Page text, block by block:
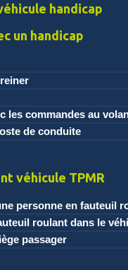
handicap
un handicap
les commandes au
de conduite
véhicule TPMR
personne en fauteuil
roulant dans le
passager